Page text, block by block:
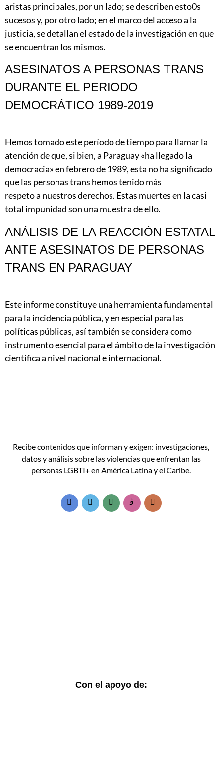
aristas principales, por un lado; se describen esto0s
sucesos y, por otro lado; en el marco del acceso a la
justicia, se detallan el estado de la investigación en que
se encuentran los mismos.
ASESINATOS A PERSONAS TRANS
DURANTE EL PERIODO
DEMOCRÁTICO 1989-2019
Hemos tomado este período de tiempo para llamar la
atención de que, si bien, a Paraguay «ha llegado la
democracia» en febrero de 1989, esta no ha significado
que las personas trans hemos tenido más
respeto a nuestros derechos. Estas muertes en la casi
total impunidad son una muestra de ello.
ANÁLISIS DE LA REACCIÓN ESTATAL
ANTE ASESINATOS DE PERSONAS
TRANS EN PARAGUAY
Este informe constituye una herramienta fundamental
para la incidencia pública, y en especial para las
políticas públicas, así también se considera como
instrumento esencial para el ámbito de la investigación
científica a nivel nacional e internacional.
Recibe contenidos que informan y exigen: investigaciones,
datos y análisis sobre las violencias que enfrentan las
personas LGBTI+ en América Latina y el Caribe.
Con el apoyo de: